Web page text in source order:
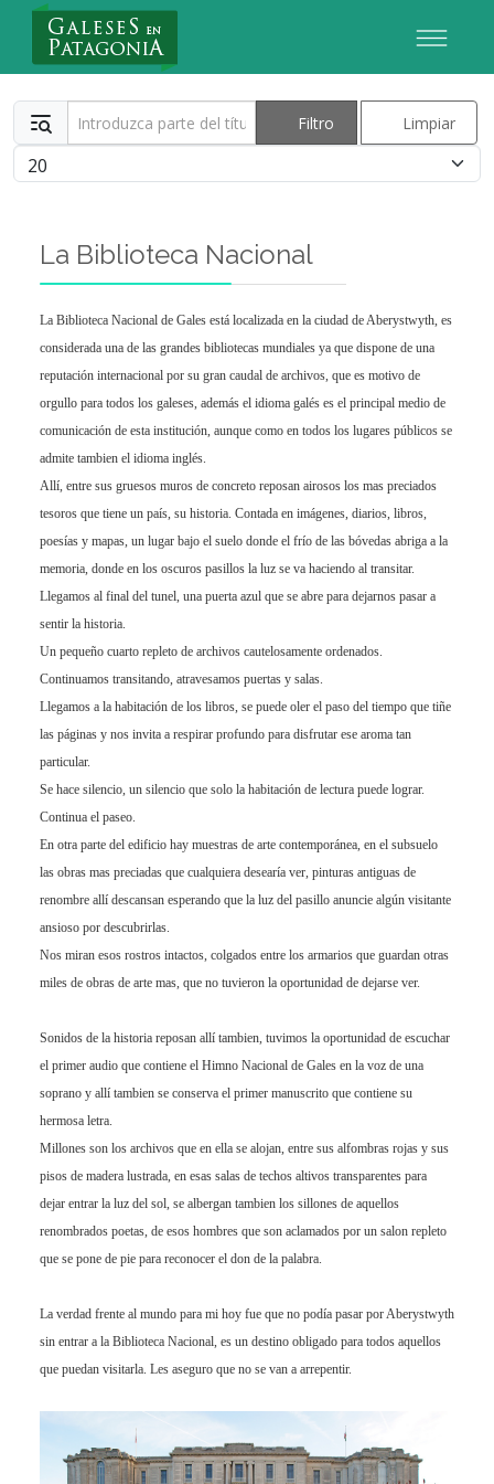
Nuevo Usuario
Introduzca parte del título Filtro Limpiar
Cantidad
La Biblioteca Nacional
La Biblioteca Nacional de Gales está localizada en la ciudad de Aberystwyth, es
considerada una de las grandes bibliotecas mundiales ya que dispone de una
reputación internacional por su gran caudal de archivos, que es motivo de
orgullo para todos los galeses, además el idioma galés es el principal medio de
comunicación de esta institución, aunque como en todos los lugares públicos se
admite tambien el idioma inglés.
Allí, entre sus gruesos muros de concreto reposan airosos los mas preciados
tesoros que tiene un país, su historia. Contada en imágenes, diarios, libros,
poesías y mapas, un lugar bajo el suelo donde el frío de las bóvedas abriga a la
memoria, donde en los oscuros pasillos la luz se va haciendo al transitar.
Llegamos al final del tunel, una puerta azul que se abre para dejarnos pasar a
sentir la historia.
Un pequeño cuarto repleto de archivos cautelosamente ordenados.
Continuamos transitando, atravesamos puertas y salas.
Llegamos a la habitación de los libros, se puede oler el paso del tiempo que tiñe
las páginas y nos invita a respirar profundo para disfrutar ese aroma tan
particular.
Se hace silencio, un silencio que solo la habitación de lectura puede lograr.
Continua el paseo.
En otra parte del edificio hay muestras de arte contemporánea, en el subsuelo
las obras mas preciadas que cualquiera desearía ver, pinturas antiguas de
renombre allí descansan esperando que la luz del pasillo anuncie algún visitante
ansioso por descubrirlas.
Nos miran esos rostros intactos, colgados entre los armarios que guardan otras
miles de obras de arte mas, que no tuvieron la oportunidad de dejarse ver.
Sonidos de la historia reposan allí tambien, tuvimos la oportunidad de escuchar
el primer audio que contiene el Himno Nacional de Gales en la voz de una
soprano y allí tambien se conserva el primer manuscrito que contiene su
hermosa letra.
Millones son los archivos que en ella se alojan, entre sus alfombras rojas y sus
pisos de madera lustrada, en esas salas de techos altivos transparentes para
dejar entrar la luz del sol, se albergan tambien los sillones de aquellos
renombrados poetas, de esos hombres que son aclamados por un salon repleto
que se pone de pie para reconocer el don de la palabra.
La verdad frente al mundo para mi hoy fue que no podía pasar por Aberystwyth
sin entrar a la Biblioteca Nacional, es un destino obligado para todos aquellos
que puedan visitarla. Les aseguro que no se van a arrepentir.